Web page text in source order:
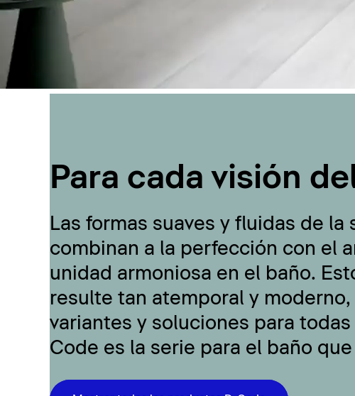
Para cada visión
Las formas suaves y fluidas de
combinan a la perfección con el
unidad armoniosa en el baño.
resulte tan atemporal y
variantes y soluciones para
Code es la serie para el baño